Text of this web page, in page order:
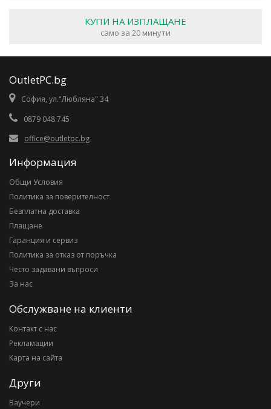
КУПИ НА ИЗПЛАЩАНЕ
само за 20 минути
OutletPC.bg
София, ул."Любляна" 34
0879 048 745
office@outletpc.bg
Информация
Общи Условия
Политика за поверителност
Безплатна доставка
Плащане
Гаранция и сервиз
Политика за отказ от поръчка
Често задавани въпроси
За нас
Обслужване на клиенти
Контакт с нас
Рекламации
Карта на сайта
Други
Ваучери